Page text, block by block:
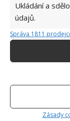
Ukládání a
údajů.
Správa 1811
Zásady